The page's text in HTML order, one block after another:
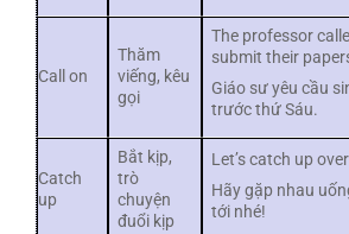
Call on
Thăm
viếng, kêu
gọi
The professor
submit their
Giáo sư yêu cầu
trước thứ Sáu.
Catch
up
Bắt kịp,
trò
chuyện
đuổi kịp
Let’s catch up
Hãy gặp nhau
tới nhé!